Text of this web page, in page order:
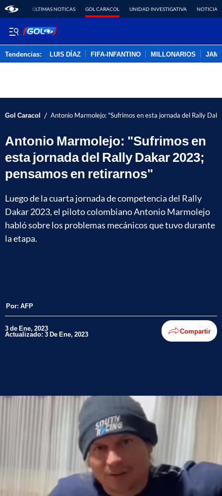
ÚLTIMAS NOTICAS GOL CARACOL UNIDAD INVESTIGATIVA NOTICIAS
Tendencias: LUIS DÍAZ FIFA-INFANTINO MILLONARIOS
Gol Caracol / Antonio Marmolejo: "Sufrimos en esta jornada del Rally
Antonio Marmolejo: "Sufrimos en
esta jornada del Rally Dakar 2023;
pensamos en retirarnos"
Luego de la cuarta jornada de competencia del Rally
Dakar 2023, el piloto colombiano Antonio Marmolejo
habló sobre los problemas mecánicos que tuvo durante
la etapa.
Por: AFP
3 de Ene, 2023
Actualizado: 3 De Ene, 2023 Compartir